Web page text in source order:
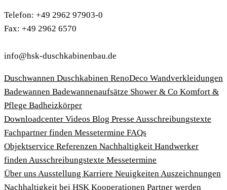
Telefon: +49 2962 97903-0
Fax: +49 2962 6570
info@hsk-duschkabinenbau.de
Duschwannen Duschkabinen RenoDeco Wandverkleidungen
Badewannen Badewannenaufsätze Shower & Co Komfort &
Pflege Badheizkörper
Download­center Videos Blog Presse Ausschreibungstexte
Fachpartner finden Messetermine FAQs
Objektservice Referenzen Nachhaltigkeit Handwerker
findenAusschreibungstexte Messetermine
Über uns Ausstellung Karriere NeuigkeitenAuszeichnungen
Nachhaltigkeit bei HSK Kooperationen Partner werden